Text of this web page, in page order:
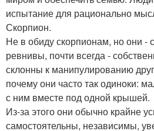
испытание для рационально
Скорпион.
Не в обиду скорпионам, но они
ревнивы, почти всегда -
склонны к манипулированию
почему они часто так одиноки:
с ним вместе под одной крышей.
Из-за этого они обычно крайне
самостоятельны, независимы,